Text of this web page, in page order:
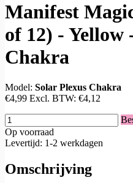
Manifest
of 12) - Yellow
Chakra
Model: Solar Plexus Chakra
€4,99 Excl. BTW: €4,12
Op voorraad
Levertijd: 1-2 werkdagen
Omschrijving